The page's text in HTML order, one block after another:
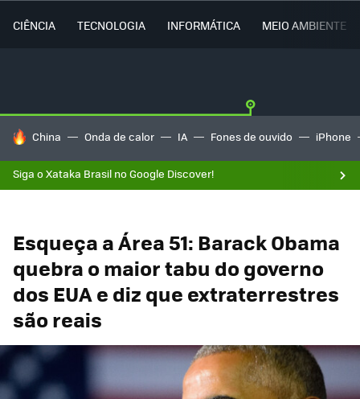
CIÊNCIA TECNOLOGIA INFORMÁTICA MEIO AMBIENTE
TENDÊNCIAS DO DIA
China Onda de calor IA Fones de ouvido iPhone
Siga o Xataka Brasil no Google Discover!
Esqueça a Área 51: Barack Obama
quebra o maior tabu do governo
dos EUA e diz que extraterrestres
são reais